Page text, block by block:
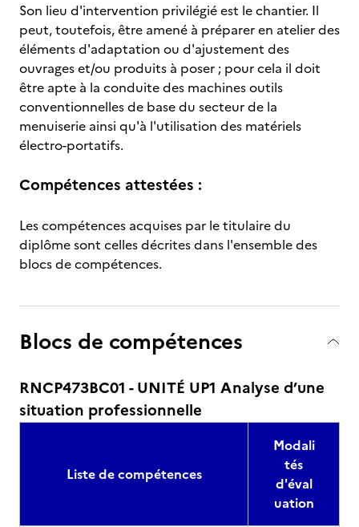
Son lieu d'intervention privilégié est le chantier. Il
peut, toutefois, être amené à préparer en atelier des
éléments d'adaptation ou d'ajustement des
ouvrages et/ou produits à poser ; pour cela il doit
être apte à la conduite des machines outils
conventionnelles de base du secteur de la
menuiserie ainsi qu'à l'utilisation des matériels
électro-portatifs.
Compétences attestées :
Les compétences acquises par le titulaire du
diplôme sont celles décrites dans l'ensemble des
blocs de compétences.
Blocs de compétences
RNCP473BC01 - UNITÉ UP1 Analyse d’une
situation professionnelle
Liste de compétences
Modali
tés
d'éval
uation